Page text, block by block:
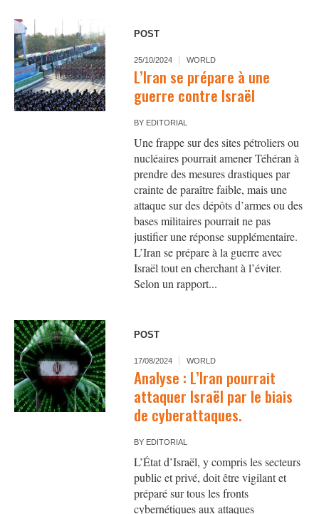
POST
25/10/2024 WORLD
L’Iran se prépare à une
guerre contre Israël
BY EDITORIAL
Une frappe sur des sites pétroliers ou
nucléaires pourrait amener Téhéran à
prendre des mesures drastiques par
crainte de paraître faible, mais une
attaque sur des dépôts d’armes ou des
bases militaires pourrait ne pas
justifier une réponse supplémentaire.
L’Iran se prépare à la guerre avec
Israël tout en cherchant à l’éviter.
Selon un rapport...
POST
17/08/2024 WORLD
Analyse : L’Iran pourrait
attaquer Israël par le biais
de cyberattaques.
BY EDITORIAL
L’État d’Israël, y compris les secteurs
public et privé, doit être vigilant et
préparé sur tous les fronts
cybernétiques aux attaques